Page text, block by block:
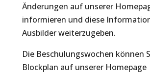
Änderungen auf unserer
informieren und diese
Ausbilder weiterzugeben.
Die Beschulungswochen können
Blockplan auf unserer Homepage